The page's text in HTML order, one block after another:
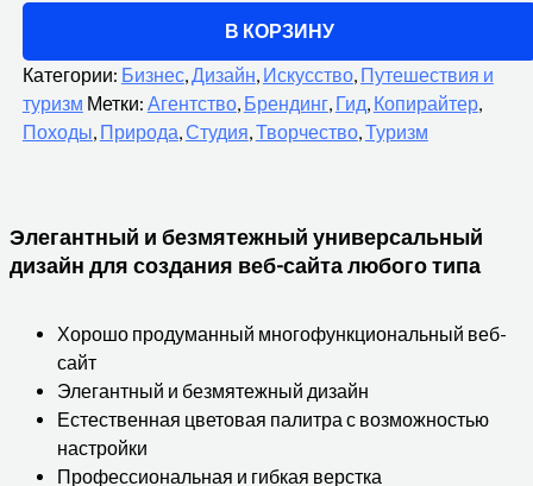
В КОРЗИНУ
Категории: Бизнес,Дизайн, Искусство, Путешествия и
туризм Метки: Агентство, Брендинг, Гид, Копирайтер,
Походы, Природа,Студия,Творчество,Туризм
Элегантный и безмятежный универсальный
дизайн для создания веб-сайта любого типа
Хорошо продуманный многофункциональный веб-
сайт
Элегантный и безмятежный дизайн
Естественная цветовая палитра с возможностью
настройки
Профессиональная и гибкая верстка